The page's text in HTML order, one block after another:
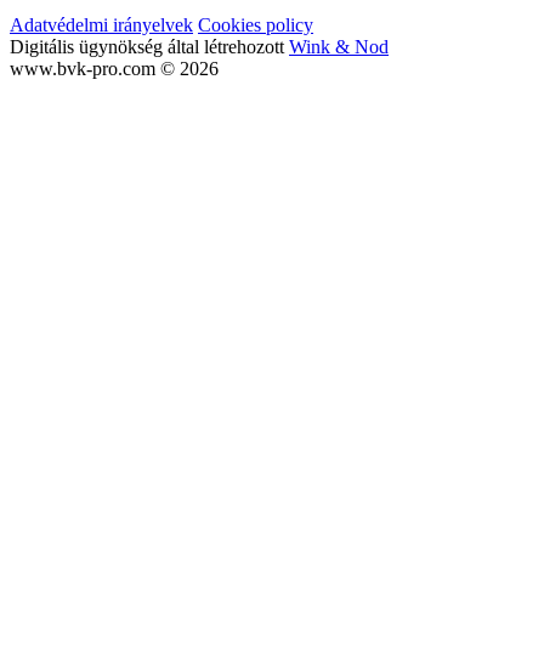
Adatvédelmi irányelvek Cookies policy
Digitális ügynökség által létrehozott Wink & Nod
www.bvk-pro.com © 2026